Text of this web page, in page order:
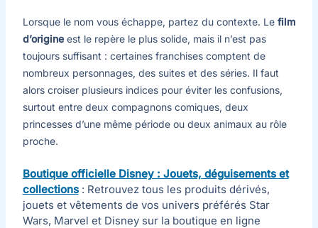
Lorsque le nom vous échappe, partez du contexte. Le film
d’origineest le repère le plus solide, mais il n’est pas
toujours suffisant : certaines franchises comptent de
nombreux personnages, des suites et des séries. Il faut
alors croiser plusieurs indices pour éviter les confusions,
surtout entre deux compagnons comiques, deux
princesses d’une même période ou deux animaux au rôle
proche.
Boutique officielle Disney : Jouets, déguisements et
collections: Retrouvez tous les produits dérivés,
jouets et vêtements de vos univers préférés Star
Wars, Marvel et Disney sur la boutique en ligne